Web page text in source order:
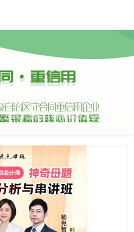
股份有限公司官方网站！
楼
/2026年高级会计师神奇母题安全分析与